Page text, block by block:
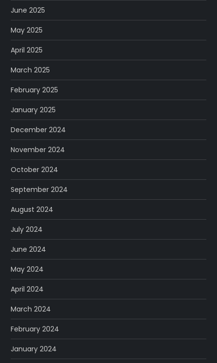
June 2025
May 2025
April 2025
March 2025
February 2025
January 2025
December 2024
November 2024
October 2024
September 2024
August 2024
July 2024
June 2024
May 2024
April 2024
March 2024
February 2024
January 2024